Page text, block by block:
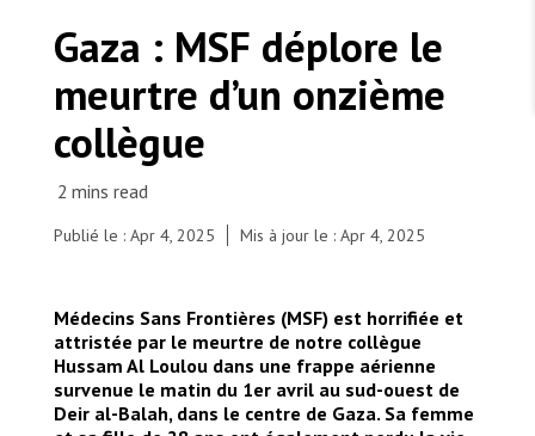
Les États négligent leur obligation de protéger les
personnes civiles et les services de santé en temps
de guerre
Urgence Ebola
Séismes au Venezuela : conséquences et intervention
de MSF
Dons des fondations
Partenariat d’entreprise
Les Amis de MSF
Devenez bénévoles au Canada
Travailler avec MSF
Travailler à l’étranger
Travailler au Canada
Nous recrutons : Logisticien ou logisticienne
technique
Un drapeau de MSF flotte devant notre clinique
dans la ville de Gaza. Palestine, 2025. © MSF
Gaza : MSF déplore le
meurtre d’un onzième
collègue
Publié le : Apr 4, 2025 Mis à jour le : Apr 4, 2025
Médecins Sans Frontières (MSF) est horrifiée et
attristée par le meurtre de notre collègue
Hussam Al Loulou dans une frappe aérienne
survenue le matin du 1er avril au sud-ouest de
Deir al-Balah, dans le centre de Gaza. Sa femme